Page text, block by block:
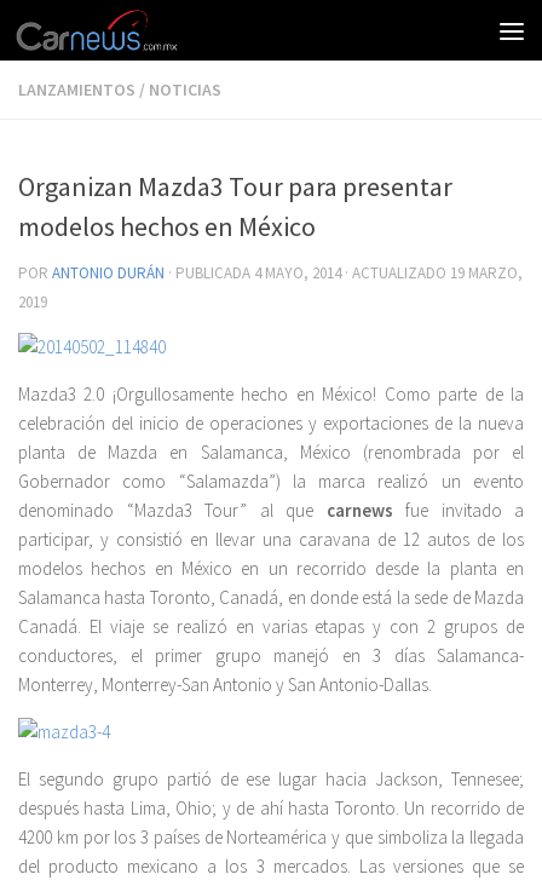
LANZAMIENTOS / NOTICIAS
Organizan Mazda3 Tour para presentar
modelos hechos en México
POR ANTONIO DURÁN · PUBLICADA 4 MAYO, 2014· ACTUALIZADO 19 MARZO,
2019
Mazda3 2.0 ¡Orgullosamente hecho en México! Como parte de la
celebración del inicio de operaciones y exportaciones de la nueva
planta de Mazda en Salamanca, México (renombrada por el
Gobernador como “Salamazda”) la marca realizó un evento
denominado “Mazda3 Tour” al que carnews fue invitado a
participar, y consistió en llevar una caravana de 12 autos de los
modelos hechos en México en un recorrido desde la planta en
Salamanca hasta Toronto, Canadá, en donde está la sede de Mazda
Canadá. El viaje se realizó en varias etapas y con 2 grupos de
conductores, el primer grupo manejó en 3 días Salamanca-
Monterrey, Monterrey-San Antonio y San Antonio-Dallas.
El segundo grupo partió de ese lugar hacia Jackson, Tennesee;
después hasta Lima, Ohio; y de ahí hasta Toronto. Un recorrido de
4200 km por los 3 países de Norteamérica y que simboliza la llegada
del producto mexicano a los 3 mercados. Las versiones que se